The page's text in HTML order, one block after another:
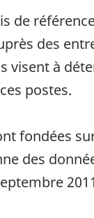
de
des
visent à
postes.
fondées
des